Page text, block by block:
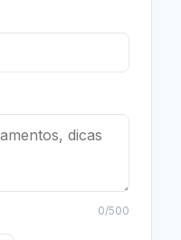
0/500